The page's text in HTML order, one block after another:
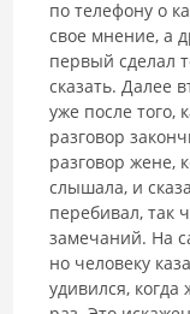
по телефону о
свое мнение, а
первый сделал
сказать. Далее
уже после того,
разговор
разговор жене,
слышала, и
перебивал, так
замечаний. На
но человеку
удивился, когда